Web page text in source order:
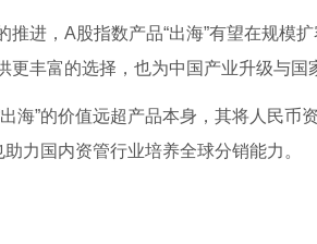
推进，A股指数产品“出海”有望在规模
丰富的选择，也为中国产业升级与国
海”的价值远超产品本身，其将人民币
力国内资管行业培养全球分销能力。